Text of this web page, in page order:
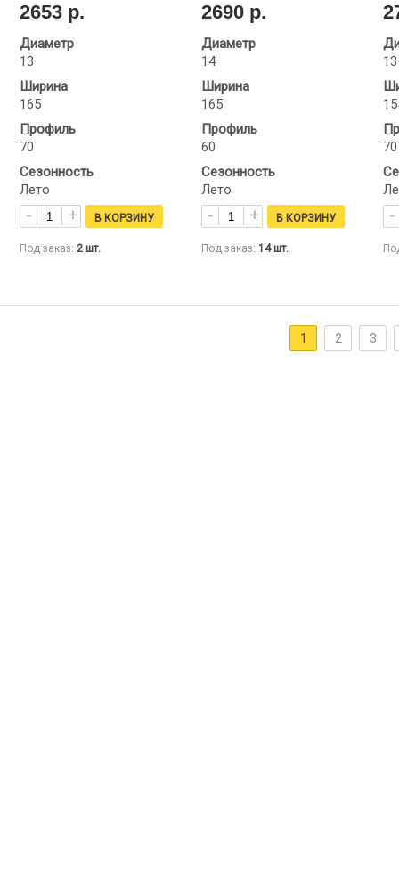
2653 р.
Диаметр
13
Ширина
165
Профиль
70
Сезонность
Лето
Под заказ: 2 шт.
2690 р.
Диаметр
14
Ширина
165
Профиль
60
Сезонность
Лето
Под заказ: 14шт.
13
70
1 2 3